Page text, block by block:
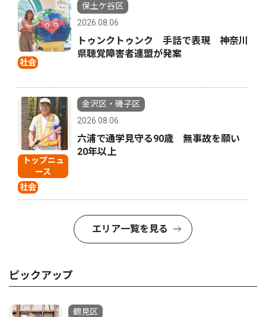
社会
保土ケ谷区
2026.08.06
トゥンクトゥンク 手話で表現 神奈川
県聴覚障害者連盟が発案
トップニュ
ース
社会
金沢区・磯子区
2026.08.06
六浦で通学見守る90歳 無事故を願い
20年以上
エリア一覧を見る
ピックアップ
鶴見区